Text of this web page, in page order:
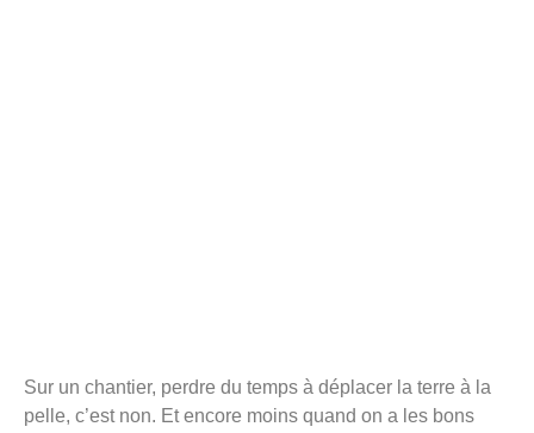
Sur un chantier, perdre du temps à déplacer la terre à la
pelle, c’est non. Et encore moins quand on a les bons